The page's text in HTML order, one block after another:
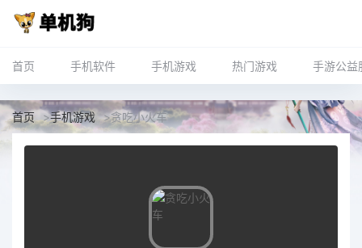
首页 手机软件 手机游戏 热门游戏 手游公益
首页 >手机游戏 >贪吃小火车